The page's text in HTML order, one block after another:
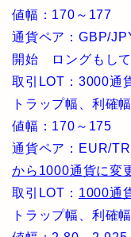
値幅：170～177
通貨ペア：GBP/
開始 ロングもして
取引LOT：3000通
トラップ幅、利確
値幅：170～175
通貨ペア：EUR/
から1000通貨に変
取引LOT： 1000通
トラップ幅、利確